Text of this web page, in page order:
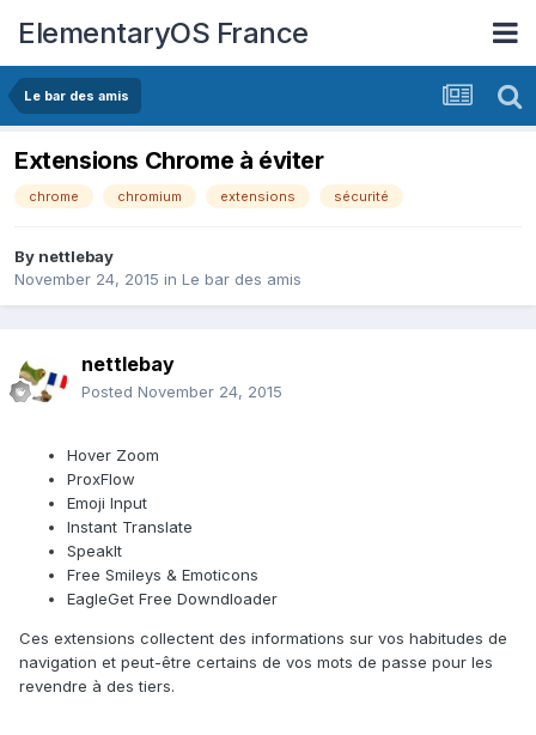
ElementaryOS France
Le bar des amis
Extensions Chrome à éviter
chrome chromium extensions sécurité
By nettlebay
November 24, 2015 in Le bar des amis
nettlebay
Posted November 24, 2015
Hover Zoom
ProxFlow
Emoji Input
Instant Translate
SpeakIt
Free Smileys & Emoticons
EagleGet Free Downdloader
Ces extensions collectent des informations sur vos habitudes de
navigation et peut-être certains de vos mots de passe pour les
revendre à des tiers.